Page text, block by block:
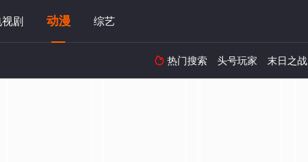
剧 动漫 综艺
 热门搜索 头号玩家 末日之战